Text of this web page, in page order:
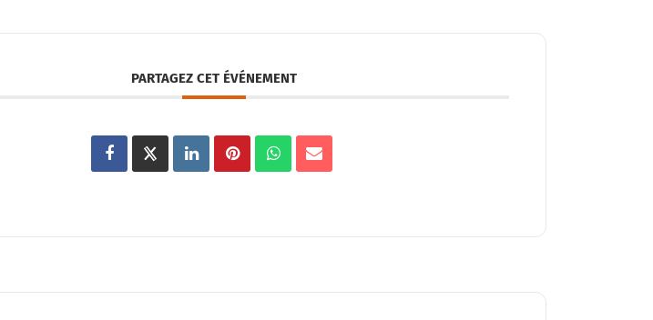
PARTAGEZ CET ÉVÉNEMENT